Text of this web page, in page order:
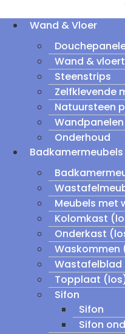
Wand & Vloer
Wand &
Steenstrips
Zelfklevende
Natuursteen
Onderhoud
Badkamermeubels
Meubels met
Kolomkast
Onderkast
Waskommen
Wastafelblad
Topplaat
Sifon
Sifon
Sifon